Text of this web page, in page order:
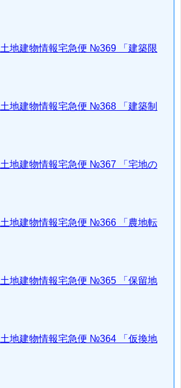
土地建物情報宅急便 №369 「建築限
土地建物情報宅急便 №368 「建築制
土地建物情報宅急便 №367 「宅地の
土地建物情報宅急便 №366 「農地転
土地建物情報宅急便 №365 「保留地
土地建物情報宅急便 №364 「仮換地